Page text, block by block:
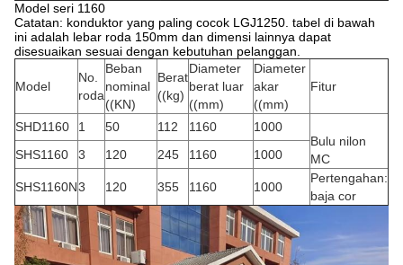
Model seri 1160
Catatan: konduktor yang paling cocok LGJ1250. tabel di bawah
ini adalah lebar roda 150mm dan dimensi lainnya dapat
disesuaikan sesuai dengan kebutuhan pelanggan.
Model
No.
roda
Beban
nominal
((KN)
Berat
((kg)
Diameter
berat luar
((mm)
Diameter
akar
((mm)
Fitur
SHD1160 1 50 112 1160
1000
Bulu nilon
MC
SHS1160 3 120 245 1160 1000
SHS1160N3 120 355 1160 1000
Pertengahan:
baja cor